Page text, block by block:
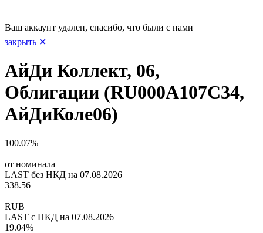
Ваш аккаунт удален, спасибо, что были с нами
закрыть ✕
АйДи Коллект, 06,
Облигации (RU000A107C34,
АйДиКоле06)
100.07%
от номинала
LAST без НКД на 07.08.2026
338.56
RUB
LAST с НКД на 07.08.2026
19.04%